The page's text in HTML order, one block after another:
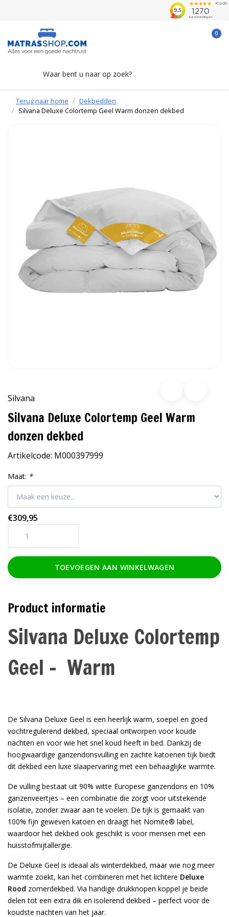
0
Terug naar home
Dekbedden
Silvana Deluxe Colortemp Geel Warm donzen dekbed
Silvana
Silvana Deluxe Colortemp Geel Warm
donzen dekbed
Artikelcode: M000397999
Maat: *
€309,95
TOEVOEGEN AAN WINKELWAGEN
Product informatie
Silvana Deluxe Colortemp
Geel - Warm
De Silvana Deluxe Geel is een heerlijk warm, soepel en goed
vochtregulerend dekbed, speciaal ontworpen voor koude
nachten en voor wie het snel koud heeft in bed. Dankzij de
hoogwaardige ganzendonsvulling en zachte katoenen tijk biedt
dit dekbed een luxe slaapervaring met een behaaglijke warmte.
De vulling bestaat uit 90% witte Europese ganzendons en 10%
ganzenveertjes – een combinatie die zorgt voor uitstekende
isolatie, zonder zwaar aan te voelen. De tijk is gemaakt van
100% fijn geweven katoen en draagt het Nomite® label,
waardoor het dekbed ook geschikt is voor mensen met een
huisstofmijtallergie.
De Deluxe Geel is ideaal als winterdekbed, maar wie nog meer
warmte zoekt, kan het combineren met het lichtere Deluxe
Rood zomerdekbed. Via handige drukknopen koppel je beide
delen tot een extra dik en isolerend dekbed – perfect voor de
koudste nachten van het jaar.